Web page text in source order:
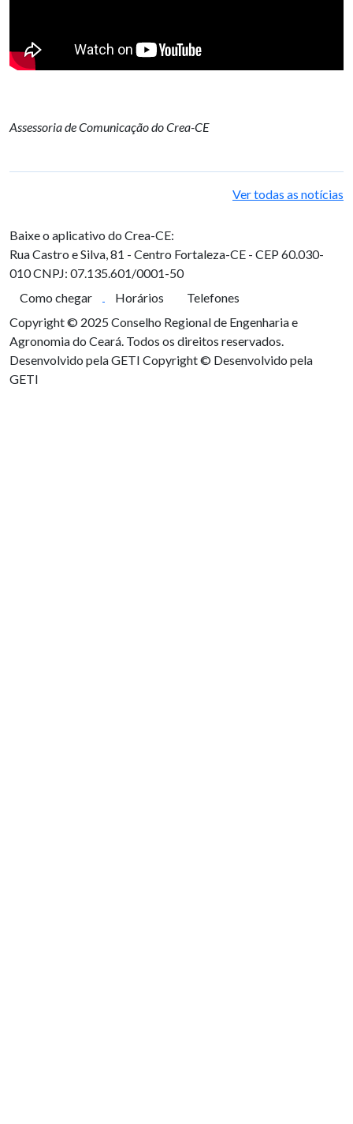
Assessoria de Comunicação do Crea-CE
Ver todas as notícias
Baixe o aplicativo do Crea-CE:
Rua Castro e Silva, 81 - Centro Fortaleza-CE - CEP 60.030-
010CNPJ: 07.135.601/0001-50
Como chegar
Horários
Telefones
Copyright © 2025 Conselho Regional de Engenharia e
Agronomia do Ceará. Todos os direitos reservados.
Desenvolvido pela GETI Copyright © Desenvolvido pela
GETI